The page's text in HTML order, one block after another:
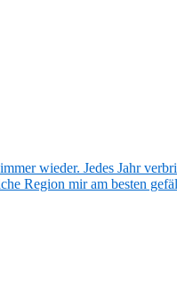
wieder. Jedes Jahr
Region mir am besten